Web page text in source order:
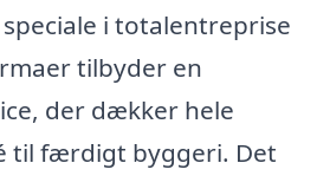
i totalentreprise
tilbyder en
der dækker hele
til færdigt byggeri. Det